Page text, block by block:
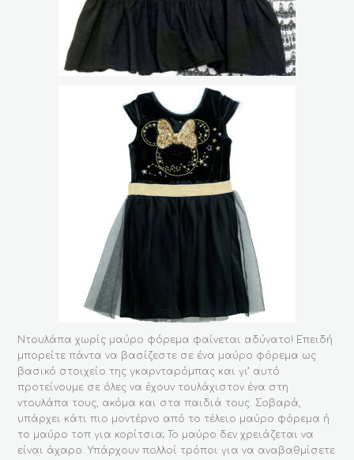
Ντουλάπα χωρίς μαύρο φόρεμα φαίνεται αδύνατο! Επειδή
μπορείτε πάντα να βασίζεστε σε ένα μαύρο φόρεμα ως
βασικό στοιχείο της γκαρνταρόμπας και γι’ αυτό
προτείνουμε σε όλες να έχουν τουλάχιστον ένα στη
ντουλάπα τους, ακόμα και στα παιδιά τους. Σοβαρά,
υπάρχει κάτι πιο μοντέρνο από το τέλειο μαύρο φόρεμα ή
το μαύρο τοπ για κορίτσια; Το μαύρο δεν χρειάζεται να
είναι άχαρο. Υπάρχουν πολλοί τρόποι για να αναβαθμίσετε